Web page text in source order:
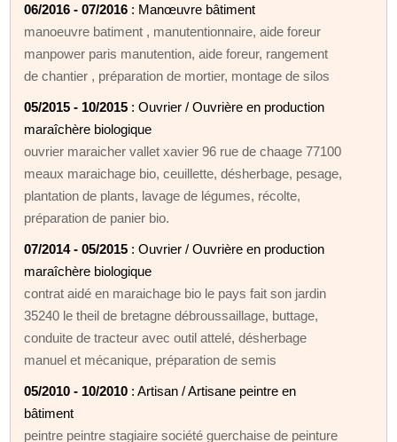
06/2016 - 07/2016 : Manœuvre bâtiment
manoeuvre batiment , manutentionnaire, aide foreur
manpower paris manutention, aide foreur, rangement
de chantier , préparation de mortier, montage de silos
05/2015 - 10/2015 : Ouvrier / Ouvrière en production
maraîchère biologique
ouvrier maraicher vallet xavier 96 rue de chaage 77100
meaux maraichage bio, ceuillette, désherbage, pesage,
plantation de plants, lavage de légumes, récolte,
préparation de panier bio.
07/2014 - 05/2015 : Ouvrier / Ouvrière en production
maraîchère biologique
contrat aidé en maraichage bio le pays fait son jardin
35240 le theil de bretagne débroussaillage, buttage,
conduite de tracteur avec outil attelé, désherbage
manuel et mécanique, préparation de semis
05/2010 - 10/2010 : Artisan / Artisane peintre en
bâtiment
peintre peintre stagiaire société guerchaise de peinture